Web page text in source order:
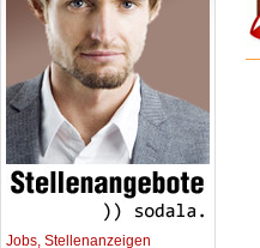
Jobs, Stellenanzeigen